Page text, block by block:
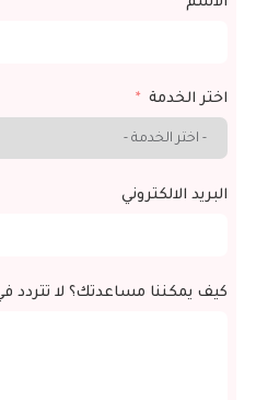
اختر الخدمة
البريد الالكتروني
كيف يمكننا مساعدتك؟ لا تتردد في